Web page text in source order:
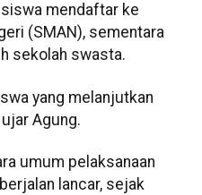
mendaftar ke
(SMAN), sementara
sekolah swasta.
yang melanjutkan
Agung.
umum pelaksanaan
lancar, sejak